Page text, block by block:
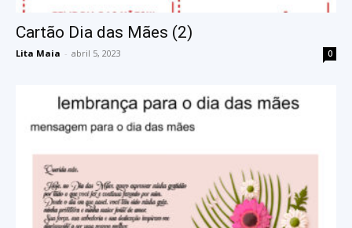
Cartão Dia das Mães (2)
Lita Maia - abril 5, 2023 0